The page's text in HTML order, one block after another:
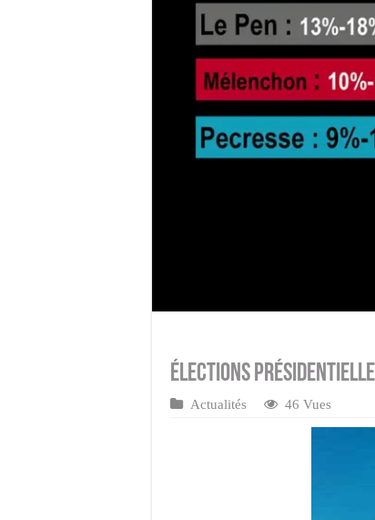
Élections
Actualités 46 Vues